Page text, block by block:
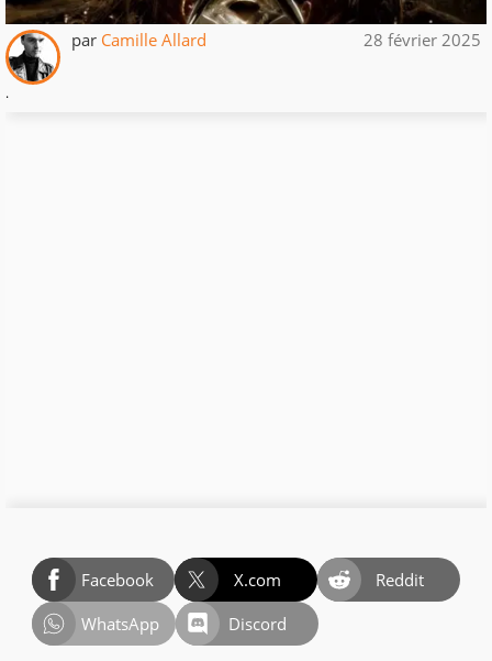
par Camille Allard 28 février 2025
.
Facebook X.com
Reddit
WhatsApp
Discord